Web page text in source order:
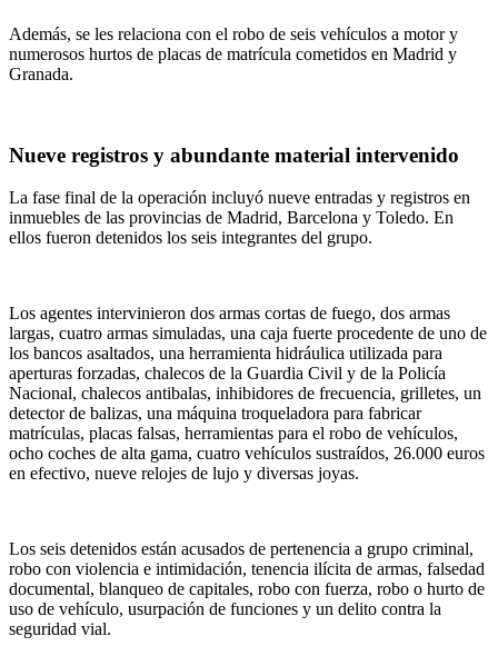
Además, se les relaciona con el robo de seis vehículos a motor y
numerosos hurtos de placas de matrícula cometidos en Madrid y
Granada.
Nueve registros y abundante material intervenido
La fase final de la operación incluyó nueve entradas y registros en
inmuebles de las provincias de Madrid, Barcelona y Toledo. En
ellos fueron detenidos los seis integrantes del grupo.
Los agentes intervinieron dos armas cortas de fuego, dos armas
largas, cuatro armas simuladas, una caja fuerte procedente de uno de
los bancos asaltados, una herramienta hidráulica utilizada para
aperturas forzadas, chalecos de la Guardia Civil y de la Policía
Nacional, chalecos antibalas, inhibidores de frecuencia, grilletes, un
detector de balizas, una máquina troqueladora para fabricar
matrículas, placas falsas, herramientas para el robo de vehículos,
ocho coches de alta gama, cuatro vehículos sustraídos, 26.000 euros
en efectivo, nueve relojes de lujo y diversas joyas.
Los seis detenidos están acusados de pertenencia a grupo criminal,
robo con violencia e intimidación, tenencia ilícita de armas, falsedad
documental, blanqueo de capitales, robo con fuerza, robo o hurto de
uso de vehículo, usurpación de funciones y un delito contra la
seguridad vial.